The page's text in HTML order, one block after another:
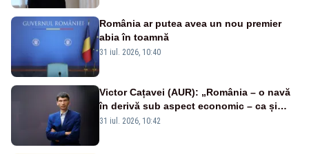
România ar putea avea un nou premier
abia în toamnă
31 iul. 2026, 10:40
Victor Cațavei (AUR): „România – o navă
în derivă sub aspect economic – ca și
rezultat al guvernărilor din ultimii 36 de
31 iul. 2026, 10:42